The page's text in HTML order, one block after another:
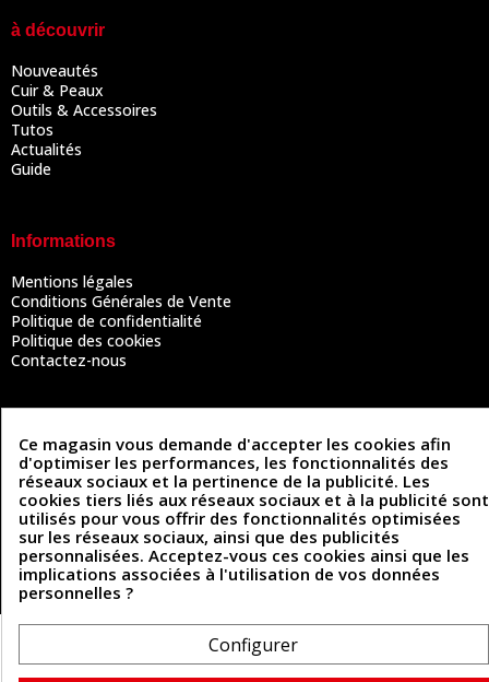
à découvrir
Nouveautés
Cuir & Peaux
Outils & Accessoires
Tutos
Actualités
Guide
Informations
Mentions légales
Conditions Générales de Vente
Politique de confidentialité
Politique des cookies
Contactez-nous
493 Chemin de Catougnac
81300 Graulhet
05 63 34 51 88
contact@cuirenstock.com
Cuirenstock © 2026 - Une création Quatrys 💙
Ce magasin vous demande d'accepter les cookies afin
d'optimiser les performances, les fonctionnalités des
réseaux sociaux et la pertinence de la publicité. Les
cookies tiers liés aux réseaux sociaux et à la publicité sont
utilisés pour vous offrir des fonctionnalités optimisées
sur les réseaux sociaux, ainsi que des publicités
personnalisées. Acceptez-vous ces cookies ainsi que les
implications associées à l'utilisation de vos données
personnelles ?
Configurer